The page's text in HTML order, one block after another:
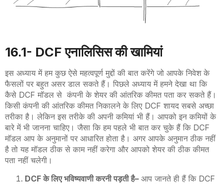
16.1- DCF एनालिसिस की खामियां
इस अध्याय में हम कुछ ऐसे महत्वपूर्ण मुद्दों की बात करेंगे जो आपके निवेश के
फैसलों पर बहुत असर डाल सकते हैं। पिछले अध्याय में हमने देखा था कि
कैसे DCF मॉडल से कंपनी के शेयर की आंतरिक कीमत पता कर सकते हैं।
किसी कंपनी की आंतरिक कीमत निकालने के लिए DCF शायद सबसे अच्छा
तरीका है । लेकिन इस तरीके की अपनी कमियां भी हैं। आपको इन कमियों के
बारे में भी जानना चाहिए। जैसा कि हम पहले भी बात कर चुके हैं कि DCF
मॉडल आप के अनुमानों पर आधारित होता है। अगर आपके अनुमान ठीक नहीं
है तो यह मॉडल ठीक से काम नहीं करेगा और आपको शेयर की ठीक कीमत
पता नहीं चलेगी।
DCFके लिए भविष्यवाणी करनी पड़ती है– आप जानते ही हैं कि DCF